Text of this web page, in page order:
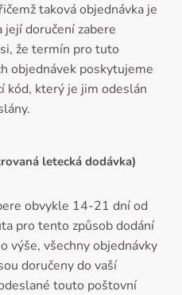
taková objednávka je
doručení zabere
že termín pro tuto
objednávek poskytujeme
kód, který je jim odeslán
letecká dodávka)
obvykle 14-21 dní od
pro tento způsob dodání
výše, všechny objednávky
doručeny do vaší
touto poštovní